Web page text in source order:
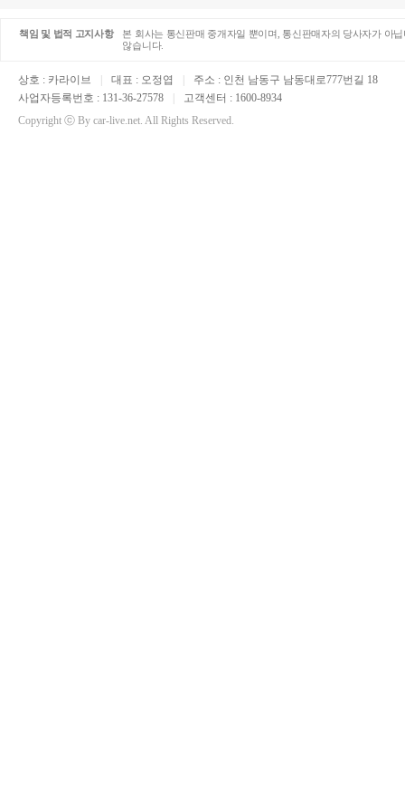
책임 및 법적 고지사항
본 회사는 통신판매 중개자일 뿐이며, 통신판매자의 당사자가 아
않습니다.
상호 : 카라이브 | 대표 : 오정엽 |
주소 : 인천 남동구 남동대로777번길 18
사업자등록번호 : 131-36-27578
|
고객센터 : 1600-8934
Copyright ⓒ By car-live.net. All Rights Reserved.